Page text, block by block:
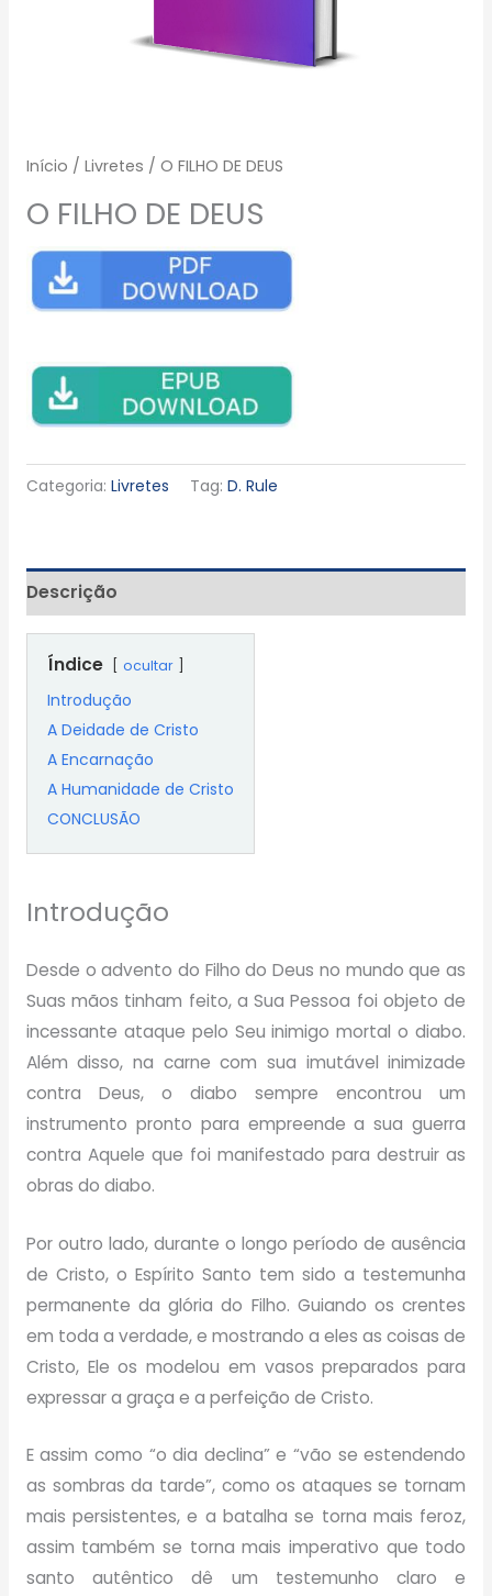
Início / Livretes / O FILHO DE DEUS
O FILHO DE DEUS
Categoria: Livretes Tag: D. Rule
Descrição
Índice ocultar
Introdução
A Deidade de Cristo
A Encarnação
A Humanidade de Cristo
CONCLUSÃO
Introdução
Desde o advento do Filho do Deus no mundo que as
Suas mãos tinham feito, a Sua Pessoa foi objeto de
incessante ataque pelo Seu inimigo mortal o diabo.
Além disso, na carne com sua imutável inimizade
contra Deus, o diabo sempre encontrou um
instrumento pronto para empreende a sua guerra
contra Aquele que foi manifestado para destruir as
obras do diabo.
Por outro lado, durante o longo período de ausência
de Cristo, o Espírito Santo tem sido a testemunha
permanente da glória do Filho. Guiando os crentes
em toda a verdade, e mostrando a eles as coisas de
Cristo, Ele os modelou em vasos preparados para
expressar a graça e a perfeição de Cristo.
E assim como “o dia declina” e “vão se estendendo
as sombras da tarde”, como os ataques se tornam
mais persistentes, e a batalha se torna mais feroz,
assim também se torna mais imperativo que todo
santo autêntico dê um testemunho claro e